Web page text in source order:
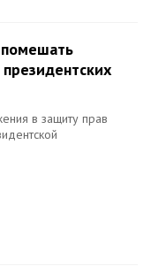
помешать
в защиту прав